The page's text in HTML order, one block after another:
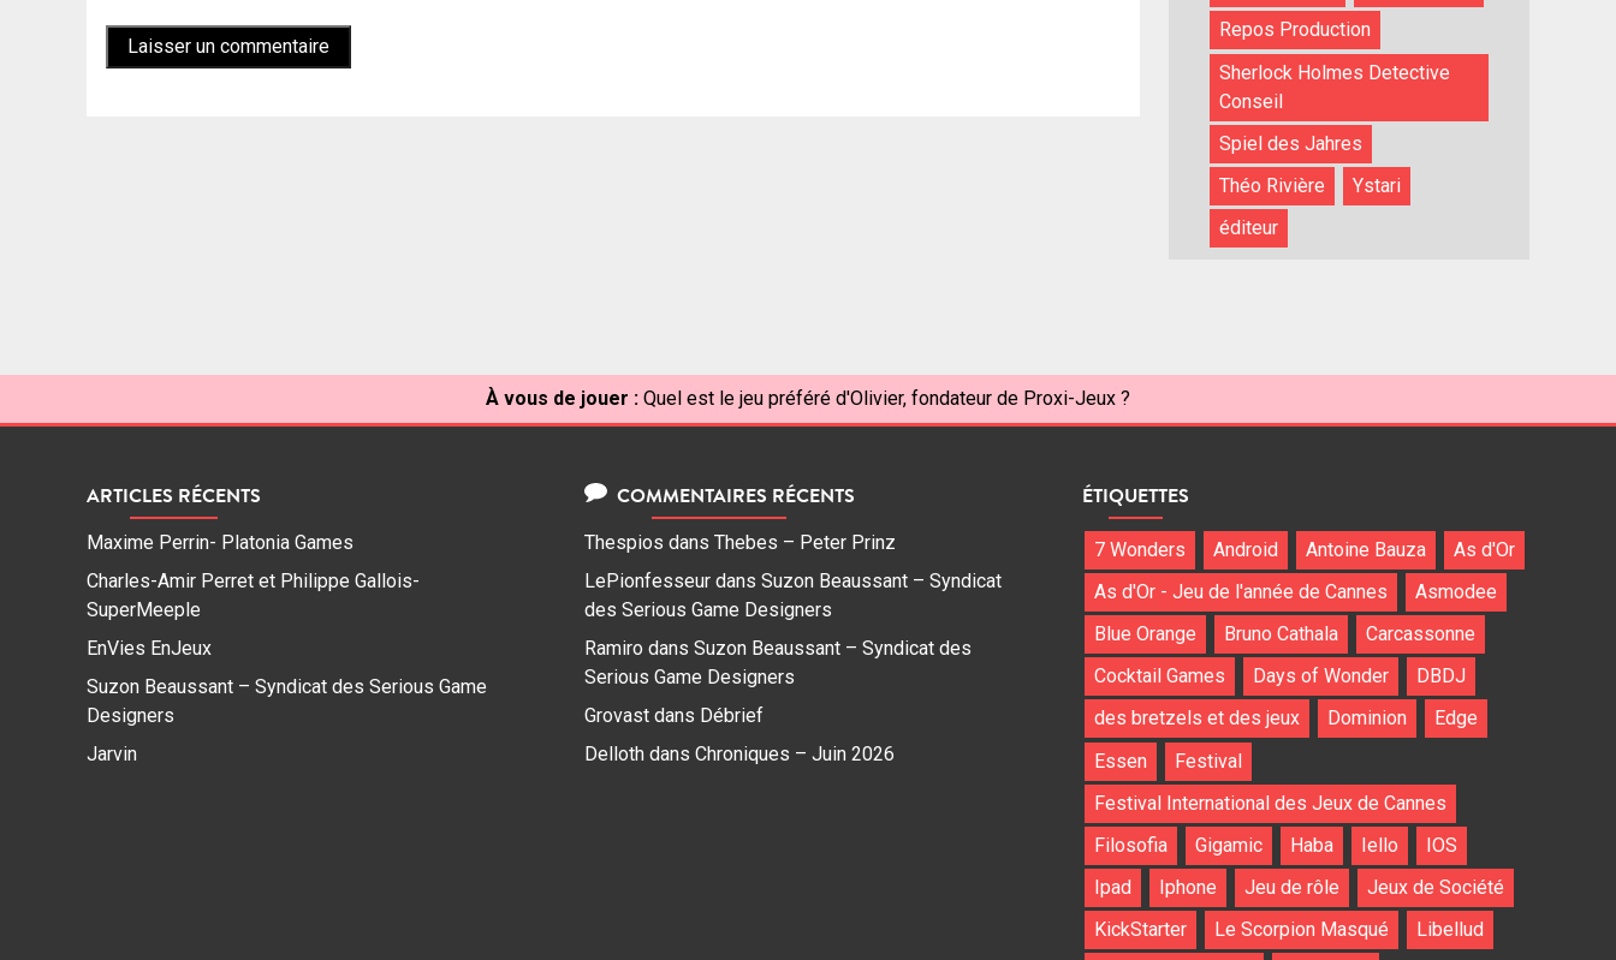
Repos Production
Sherlock Holmes Detective
Conseil
Spiel des Jahres
Théo Rivière
Ystari
éditeur
À vous de jouer : Quel est le jeu préféré d'Olivier, fondateur de Proxi-Jeux ?
ARTICLES RÉCENTS
Maxime Perrin- Platonia Games
Charles-Amir Perret et Philippe Gallois-
SuperMeeple
EnVies EnJeux
Suzon Beaussant – Syndicat des Serious Game
Designers
Jarvin
COMMENTAIRES RÉCENTS
Thespios dans Thebes – Peter Prinz
LePionfesseur dans Suzon Beaussant – Syndicat
des Serious Game Designers
Ramiro dans Suzon Beaussant – Syndicat des
Serious Game Designers
Grovast dans Débrief
Delloth dans Chroniques – Juin 2026
ÉTIQUETTES
7 Wonders Android Antoine Bauza
As d'Or
As d'Or - Jeu de l'année de Cannes
Asmodee
Blue Orange
Bruno Cathala
Carcassonne
Cocktail Games
Days of Wonder
DBDJ
des bretzels et des jeux
Dominion
Edge
Essen
Festival
Festival International des Jeux de Cannes
Filosofia
Gigamic Haba Iello
IOS
Ipad
Iphone Jeu de rôle
Jeux de Société
KickStarter
Le Scorpion Masqué Libellud